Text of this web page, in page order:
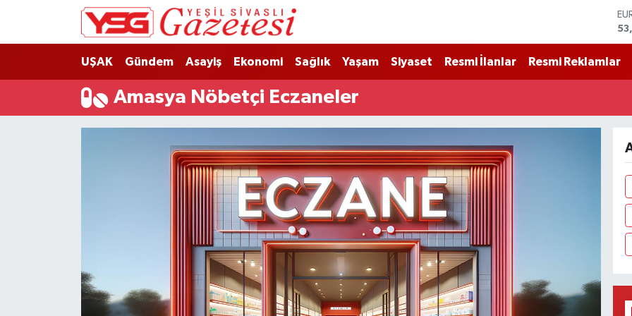
UŞAK Gündem Asayiş Ekonomi Sağlık Yaşam Siyaset Resmi İlanlar Resmi Reklamlar
Amasya Nöbetçi Eczaneler
Hava Durumu
Namaz Vakitleri
Süper Lig Puan Durumu ve Fikstür
Son Dakika Haberleri
Haber Arşivi